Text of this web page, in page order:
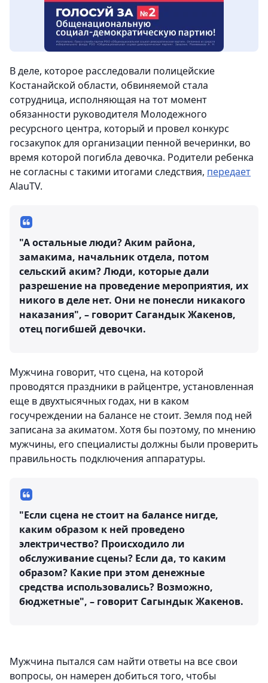
В деле, которое расследовали полицейские
Костанайской области, обвиняемой стала
сотрудница, исполняющая на тот момент
обязанности руководителя Молодежного
ресурсного центра, который и провел конкурс
госзакупок для организации пенной вечеринки, во
время которой погибла девочка. Родители ребенка
не согласны с такими итогами следствия, передает
AlauTV.
"А остальные люди? Аким района,
замакима, начальник отдела, потом
сельский аким? Люди, которые дали
разрешение на проведение мероприятия, их
никого в деле нет. Они не понесли никакого
наказания", – говорит Сагандык Жакенов,
отец погибшей девочки.
Мужчина говорит, что сцена, на которой
проводятся праздники в райцентре, установленная
еще в двухтысячных годах, ни в каком
госучреждении на балансе не стоит. Земля под ней
записана за акиматом. Хотя бы поэтому, по мнению
мужчины, его специалисты должны были проверить
правильность подключения аппаратуры.
"Если сцена не стоит на балансе нигде,
каким образом к ней проведено
электричество? Происходило ли
обслуживание сцены? Если да, то каким
образом? Какие при этом денежные
средства использовались? Возможно,
бюджетные", – говорит Сагындык Жакенов.
Мужчина пытался сам найти ответы на все свои
вопросы, он намерен добиться того, чтобы